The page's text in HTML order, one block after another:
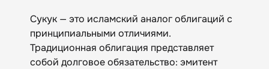
Сукук — это исламский аналог облигаций с
принципиальными отличиями.
Традиционная облигация представляет
собой долговое обязательство: эмитент